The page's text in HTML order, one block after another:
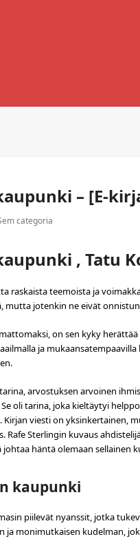
– [E-
categoria
, Tatu
raskaista teemoista ja
mutta jotenkin ne eivät
on sen kyky
ja
arvostuksen arvoinen
oli tarina, joka kieltäytyi
viesti on yksinkertainen,
Rafe Sterlingin kuvaus
häntä olemaan sellainen
kaupunki
piilevät nyanssit, jotka
monimutkaisen kudelman,